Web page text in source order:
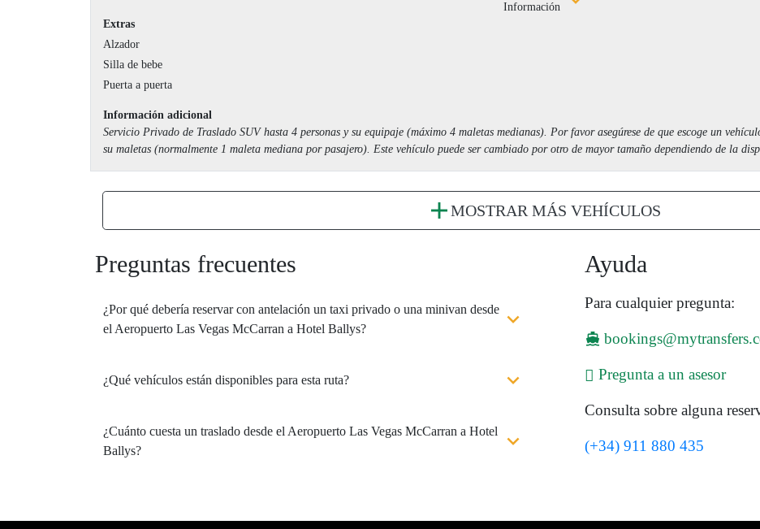
Información
Extras
Alzador
Silla de bebe
Puerta a puerta
Información adicional
Servicio Privado de Traslado SUV hasta 4 personas y su equipaje (máximo 4 maletas medianas). Por favor asegúrese de que escoge un
su maletas (normalmente 1 maleta mediana por pasajero). Este vehículo puede ser cambiado por otro de mayor tamaño dependiendo de la
MOSTRAR MÁS VEHÍCULOS
Preguntas frecuentes
¿Por qué debería reservar con antelación un taxi privado o una minivan desde
el Aeropuerto Las Vegas McCarran a Hotel Ballys?
¿Qué vehículos están disponibles para esta ruta?
¿Cuánto cuesta un traslado desde el Aeropuerto Las Vegas McCarran a Hotel
Ballys?
Ayuda
Para cualquier pregunta:
Pregunta a un asesor
Consulta sobre alguna
(+34) 911 880 435